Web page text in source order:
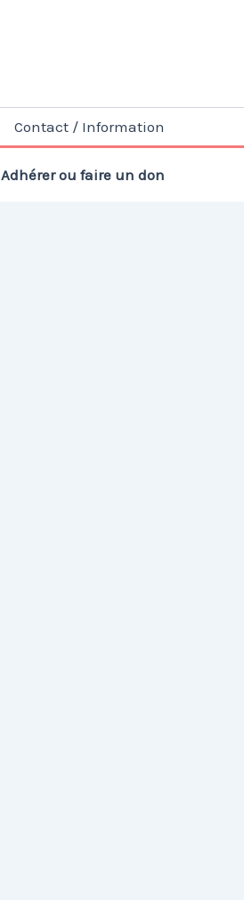
Contact / Information
Adhérer ou faire un don